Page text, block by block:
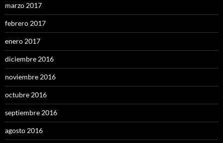
marzo 2017
febrero 2017
enero 2017
diciembre 2016
noviembre 2016
octubre 2016
septiembre 2016
agosto 2016